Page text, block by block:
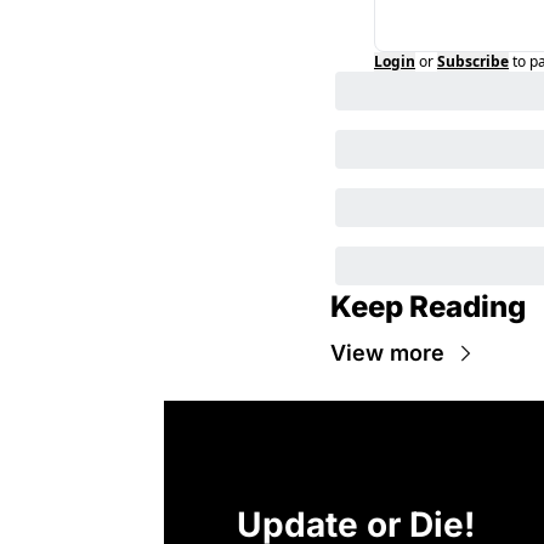
Login orSubscribeto
Keep Reading
View more
Update or Die!